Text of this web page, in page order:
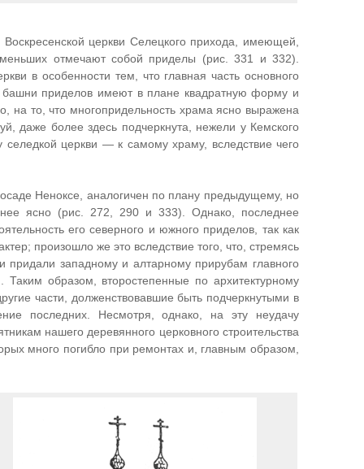
церкви Селецкого прихода, имеющей,
отмечают собой приделы (рис. 331 и 332).
в особенности тем, что главная часть основного
башни приделов имеют в плане квадратную форму и
на то, что многопридельность храма ясно выражена
даже более здесь подчеркнута, нежели у Кемского
церкви — к самому храму, вследствие чего
Неноксе, аналогичен по плану предыдущему, но
ясно (рис. 272, 290 и 333). Однако, последнее
его северного и южного приделов, так как
произошло же это вследствие того, что, стремясь
придали западному и алтарному прирубам главного
образом, второстепенные по архитектурному
части, долженствовавшие быть подчеркнутыми в
последних. Несмотря, однако, на эту неудачу
нашего деревянного церковного строительства
много погибло при ремонтах и, главным образом,